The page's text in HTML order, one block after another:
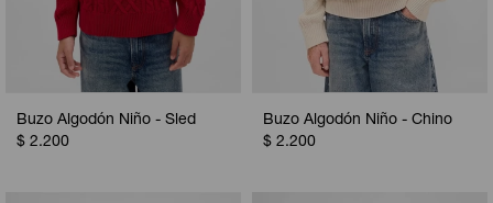
Buzo Algodón Niño - Sled
$ 2.200
Buzo Algodón Niño - Chino
$ 2.200